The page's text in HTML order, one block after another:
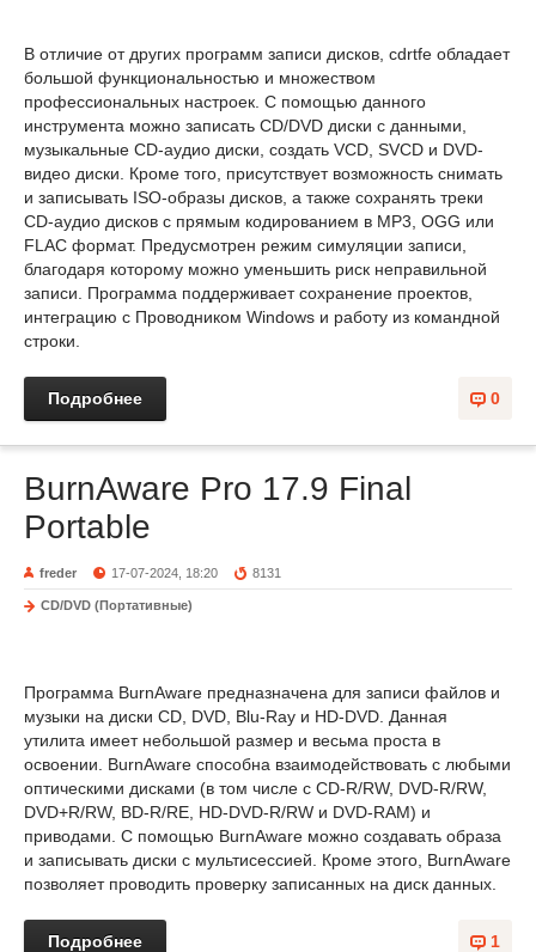
В отличие от других программ записи дисков, cdrtfe обладает
большой функциональностью и множеством
профессиональных настроек. С помощью данного
инструмента можно записать CD/DVD диски с данными,
музыкальные CD-аудио диски, создать VCD, SVCD и DVD-
видео диски. Кроме того, присутствует возможность снимать
и записывать ISO-образы дисков, а также сохранять треки
CD-аудио дисков с прямым кодированием в MP3, OGG или
FLAC формат. Предусмотрен режим симуляции записи,
благодаря которому можно уменьшить риск неправильной
записи. Программа поддерживает сохранение проектов,
интеграцию с Проводником Windows и работу из командной
строки.
0
Подробнее
BurnAware Pro 17.9 Final
Portable
freder 17-07-2024, 18:20 8131
CD/DVD (Портативные)
Программа BurnAware предназначена для записи файлов и
музыки на диски CD, DVD, Blu-Ray и HD-DVD. Данная
утилита имеет небольшой размер и весьма проста в
освоении. BurnAware способна взаимодействовать с любыми
оптическими дисками (в том числе с CD-R/RW, DVD-R/RW,
DVD+R/RW, BD-R/RE, HD-DVD-R/RW и DVD-RAM) и
приводами. С помощью BurnAware можно создавать образа
и записывать диски с мультисессией. Кроме этого, BurnAware
позволяет проводить проверку записанных на диск данных.
1
Подробнее